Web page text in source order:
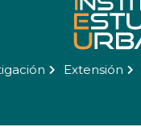
Extensión